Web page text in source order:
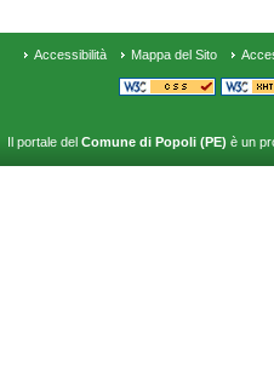
Accessibilità Mappa del Sito
Il portale del Comune di Popoli (PE) è un